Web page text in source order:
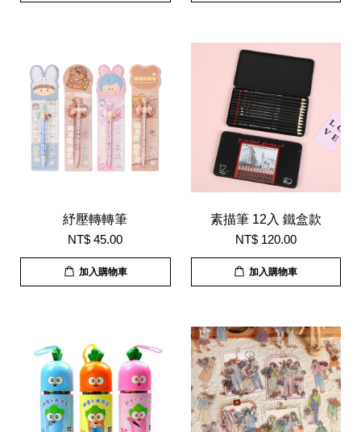
紓壓轉轉筆
NT$ 45.00
加入購物車
素描筆 12入 鐵盒款
NT$ 120.00
加入購物車